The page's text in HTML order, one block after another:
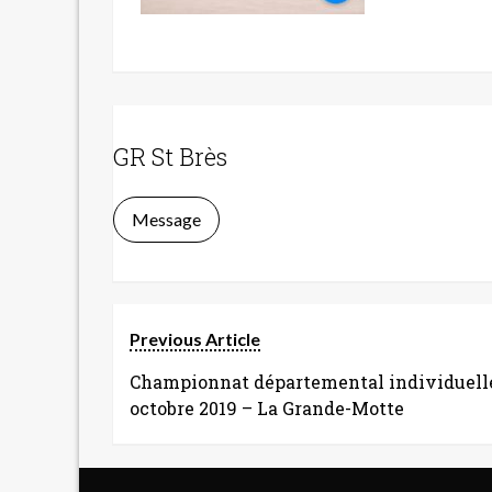
GR St Brès
Message
Previous Article
Championnat départemental
octobre 2019 – La Grande-Motte